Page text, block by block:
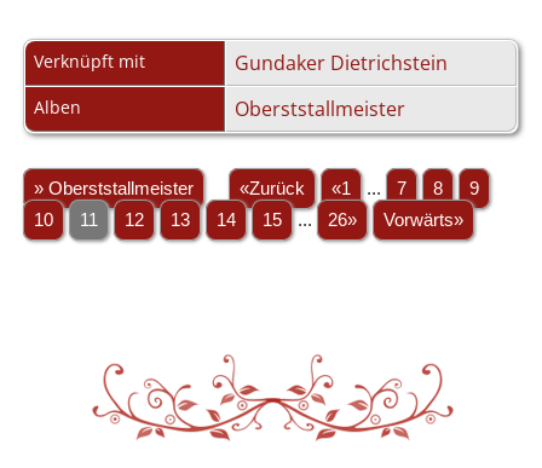
Verknüpft mit Gundaker Dietrichstein
Alben Oberststallmeister
» Oberststallmeister «Zurück «1 ... 7 8
9
10
11 12 13 14 15 ... 26» Vorwärts»